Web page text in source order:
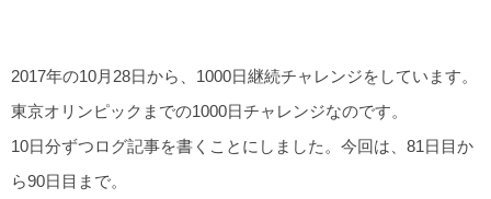
2017年の10月28日から、1000日継続チャレンジをしています。
東京オリンピックまでの1000日チャレンジなのです。
10日分ずつログ記事を書くことにしました。今回は、81日目か
ら90日目まで。